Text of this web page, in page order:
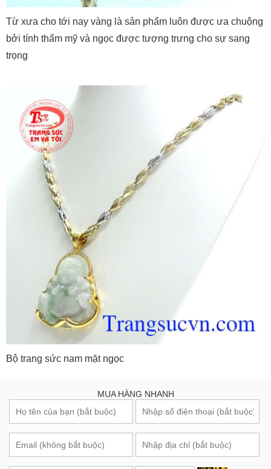
Từ xưa cho tới nay vàng là sản phẩm luôn được ưa chuộng
bởi tính thẩm mỹ và ngọc được tượng trưng cho sự sang
trọng
Bộ trang sức nam mặt ngọc
MUA HÀNG NHANH